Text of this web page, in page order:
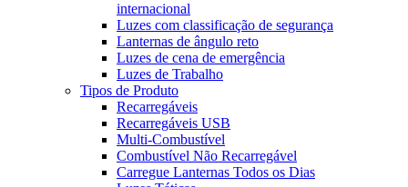
internacional
Luzes com classificação de segurança
Lanternas de ângulo reto
Luzes de cena de emergência
Luzes de Trabalho
Tipos de Produto
Recarregáveis
Recarregáveis USB
Multi-Combustível
Combustível Não Recarregável
Carregue Lanternas Todos os Dias